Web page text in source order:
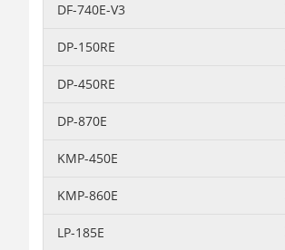
DF-740E-V3
DP-150RE
DP-450RE
DP-870E
KMP-450E
KMP-860E
LP-185E